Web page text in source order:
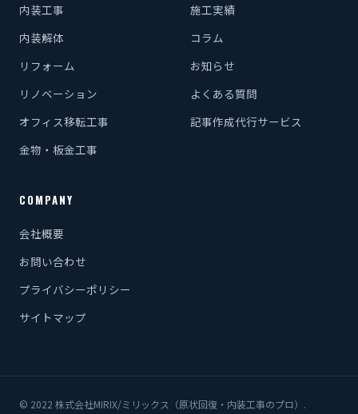
内装工事
内装解体
リフォーム
リノベーション
オフィス移転工事
金物・板金工事
施工実績
コラム
お知らせ
よくある質問
記事作成代行サービス
COMPANY
会社概要
お問い合わせ
プライバシーポリシー
サイトマップ
© 2022 株式会社MIRIX/ミリックス（原状回復・内装工事のプロ）.